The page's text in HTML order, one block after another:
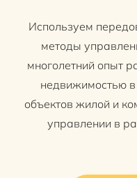
Используем
методы
многолетний опыт
недвижимостью
объектов жилой и
управлении в